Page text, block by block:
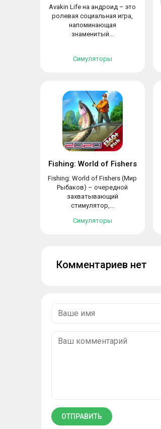
Avakin Life на андроид – это
ролевая социальная игра,
напоминающая
знаменитый...
Симуляторы
Fishing: World of Fishers
Fishing: World of Fishers (Мир
Рыбаков) – очередной
захватывающий
стимулятор,...
Симуляторы
Комментариев нет